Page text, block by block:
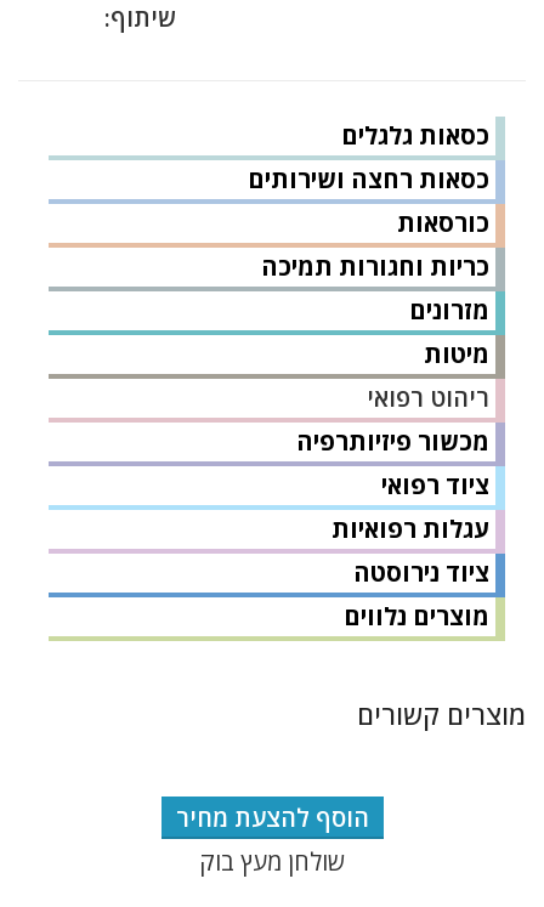
כסאות גלגלים
כסאות רחצה ושירותים
כורסאות
כריות וחגורות תמיכה
מזרונים
מיטות
ריהוט רפואי
מכשור פיזיותרפיה
ציוד רפואי
עגלות רפואיות
ציוד נירוסטה
מוצרים נלווים
שיתוף:
מוצרים קשורים
הוסף להצעת מחיר
שולחן מעץ בוק